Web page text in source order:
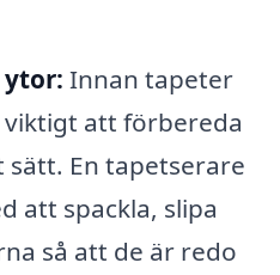
ytor: Innan tapeter
att förbereda
En tapetserare
att spackla, slipa
så att de är redo